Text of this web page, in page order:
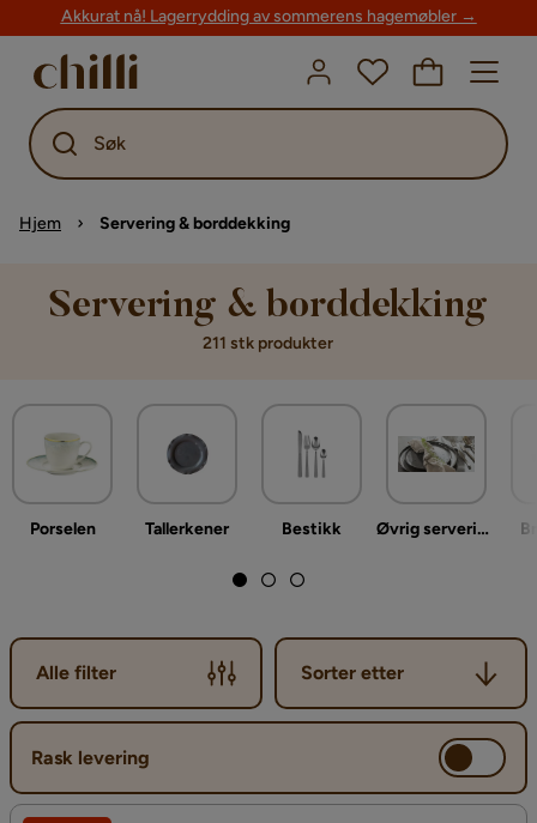
Akkurat nå! Lagerrydding av sommerens hagemøbler →
Søk
Hjem Servering & borddekking
Servering & borddekking
211 stk produkter
Porselen Tallerkener Bestikk Øvrig servering & borddekking
Alle filter
Sorter etter
Sorter etter
Rask levering